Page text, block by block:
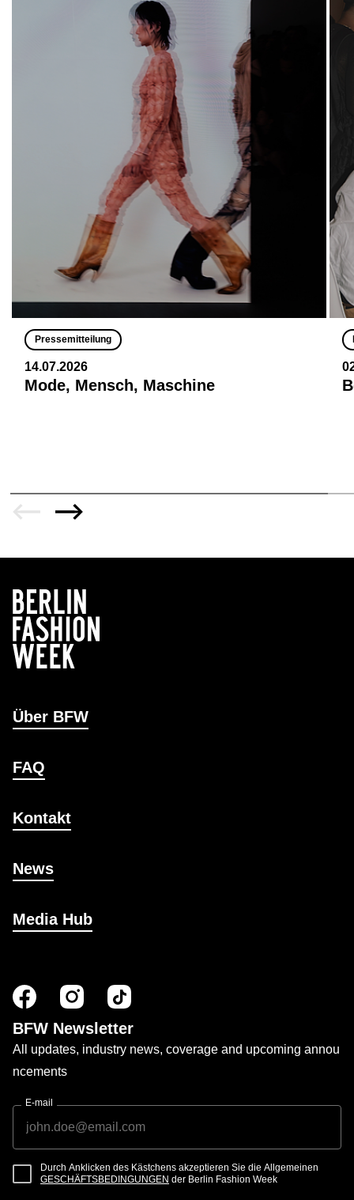
Pressemitteilung
14.07.2026
Mode, Mensch, Maschine
Über BFW
FAQ
Kontakt
News
Media Hub
BFW Newsletter
All updates, industry news, coverage and upcoming annou
ncements
E-mail
Durch Anklicken des Kästchens akzeptieren Sie die Allgemeinen
GESCHÄFTSBEDINGUNGEN der Berlin Fashion Week